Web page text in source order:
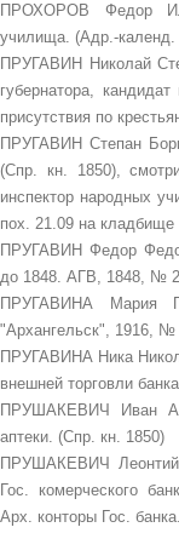
ПРОХОРОВ Федор
училища. (Адр.-календ.
ПРУГАВИН Николай
губернатора,
присутствия по
ПРУГАВИН Степан
(Спр. кн. 1850),
инспектор народных
пох. 21.09 на
ПРУГАВИН Федор
до 1848. АГВ, 1848, №
ПРУГАВИНА Мария
"Архангельск", 1916, №
ПРУГАВИНА Ника
внешней торговли
ПРУШАКЕВИЧ Иван
аптеки. (Спр. кн. 1850)
ПРУШАКЕВИЧ Леонтий
Гос. комерческого
Арх. конторы Гос.